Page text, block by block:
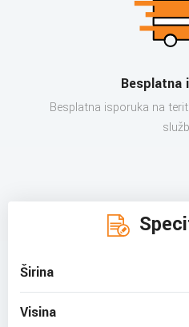
Besplatna
Besplatna isporuka na
Širina
Visina